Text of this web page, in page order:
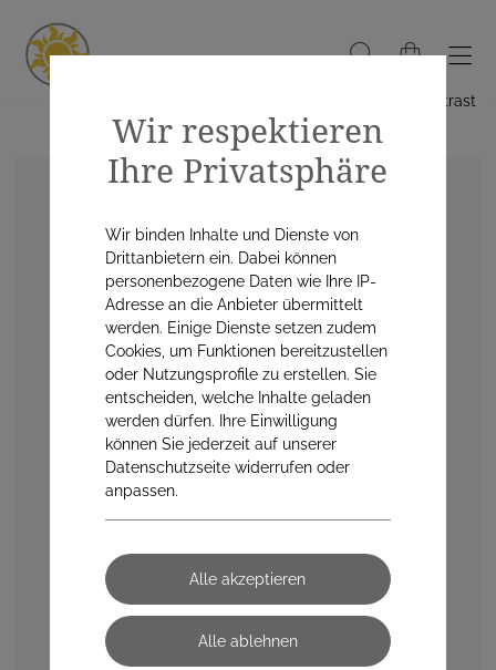
Hoher Kontrast
Wir respektieren
Ihre Privatsphäre
Wir binden Inhalte und Dienste von
Drittanbietern ein. Dabei können
personenbezogene Daten wie Ihre IP-
Adresse an die Anbieter übermittelt
werden. Einige Dienste setzen zudem
Cookies, um Funktionen bereitzustellen
oder Nutzungsprofile zu erstellen. Sie
entscheiden, welche Inhalte geladen
werden dürfen. Ihre Einwilligung
können Sie jederzeit auf unserer
Datenschutzseite widerrufen oder
anpassen.